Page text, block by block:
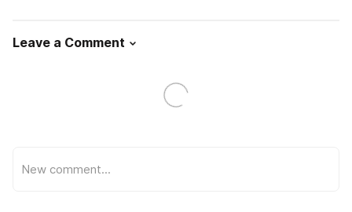
Leave a Comment